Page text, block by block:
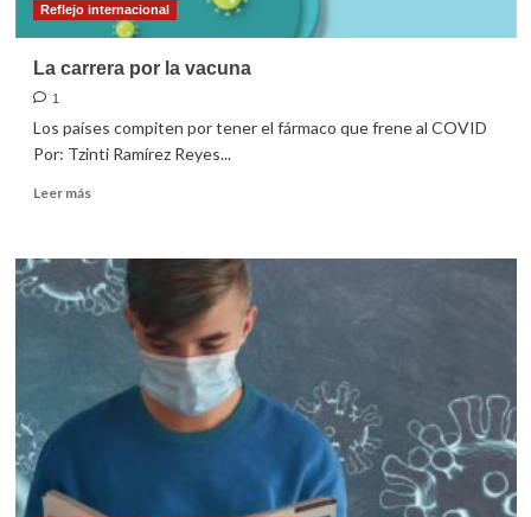
Reflejo internacional
La carrera por la vacuna
1
Los países compiten por tener el fármaco que frene al COVID
Por: Tzinti Ramírez Reyes...
Leer másLeer
La
carrera
por